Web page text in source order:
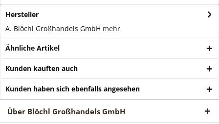
Hersteller
A. Blöchl Großhandels GmbH mehr
Ähnliche Artikel
Kunden kauften auch
Kunden haben sich ebenfalls angesehen
Über Blöchl Großhandels GmbH